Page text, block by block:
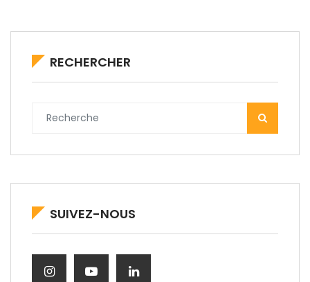
RECHERCHER
SUIVEZ-NOUS